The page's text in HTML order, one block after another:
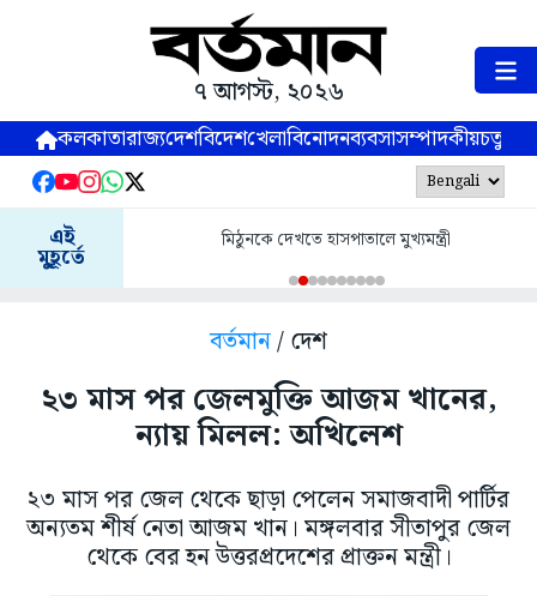
৭ আগস্ট, ২০২৬
কলকাতারাজ্যদেশবিদেশখেলাবিনোদনব্যবসাসম্পাদকীয়
এই
মুহূর্তে
মিঠুনকে দেখতে হাসপাতালে মুখ্যমন্ত্রী
বর্তমান/ দেশ
২৩ মাস পর জেলমুক্তি আজম খানের,
ন্যায় মিলল: অখিলেশ
২৩ মাস পর জেল থেকে ছাড়া পেলেন সমাজবাদী পার্টির
অন্যতম শীর্ষ নেতা আজম খান। মঙ্গলবার সীতাপুর জেল
থেকে বের হন উত্তরপ্রদেশের প্রাক্তন মন্ত্রী।